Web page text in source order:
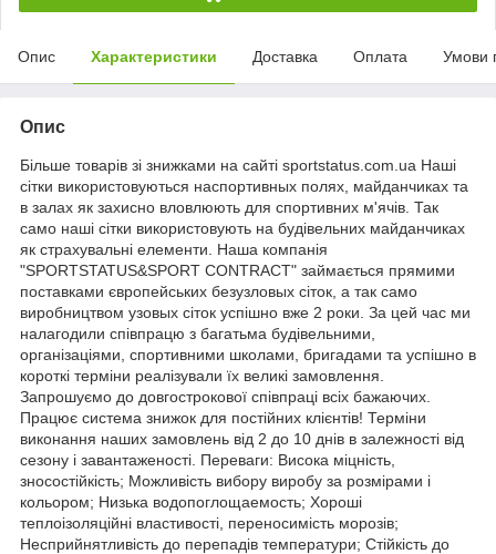
Опис Характеристики Доставка Оплата Умови
Опис
Більше товарів зі знижками на сайті sportstatus.com.ua Наші
сітки використовуються наспортивных полях, майданчиках та
в залах як захисно вловлюють для спортивних м'ячів. Так
само наші сітки використовують на будівельних майданчиках
як страхувальні елементи. Наша компанія
"SPORTSTATUS&SPORT CONTRACT" займається прямими
поставками європейських безузловых сіток, а так само
виробництвом узовых сіток успішно вже 2 роки. За цей час ми
налагодили співпрацю з багатьма будівельними,
організаціями, спортивними школами, бригадами та успішно в
короткі терміни реалізували їх великі замовлення.
Запрошуємо до довгострокової співпраці всіх бажаючих.
Працює система знижок для постійних клієнтів! Терміни
виконання наших замовлень від 2 до 10 днів в залежності від
сезону і завантаженості. Переваги: Висока міцність,
зносостійкість; Можливість вибору виробу за розмірами і
кольором; Низька водопоглощаемость; Хороші
теплоізоляційні властивості, переносимість морозів;
Несприйнятливість до перепадів температури; Стійкість до